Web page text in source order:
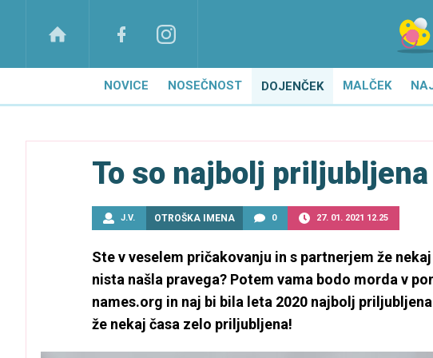
NOVICE NOSEČNOST DOJENČEK MALČEK
To so najbolj
J.V. OTROŠKA IMENA 0 27. 01. 2021 12.25
Ste v veselem pričakovanju in s partnerjem že
nista našla pravega? Potem vama bodo morda v
names.org in naj bi bila leta 2020 najbolj
že nekaj časa zelo priljubljena!